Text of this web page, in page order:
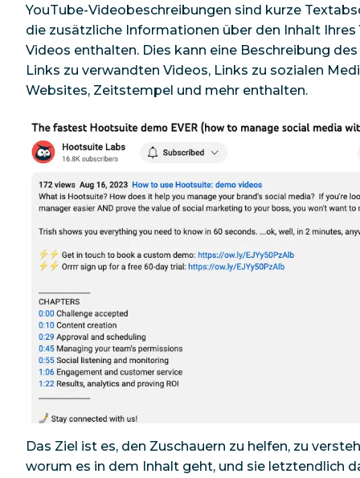
YouTube-Videobeschreibungen sind kurze
die zusätzliche Informationen über den Inhalt Ihres
Videos enthalten. Dies kann eine Beschreibung des
Links zu verwandten Videos, Links zu sozialen
Websites, Zeitstempel und mehr enthalten.
Das Ziel ist es, den Zuschauern zu helfen, zu
worum es in dem Inhalt geht, und sie letztendlich